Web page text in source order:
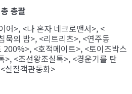
총괄
어>, <나 혼자 네크로맨서>, <
묵의 밤>, <리트리츠>, <연주동
200%>, <호적메이트>, <토이즈박스
>, <조선왕조실톡>, <경운기를 탄
실질객관동화>